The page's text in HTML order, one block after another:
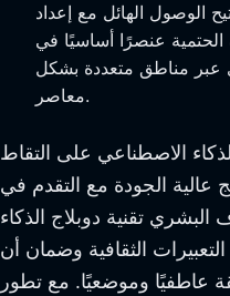
30 لغة، مما يتيح الوصول الهائل مع إعداد
عنصرًا أساسيًا في
عبر مناطق متعددة بشكل
معاصر.
الاصطناعي على التقاط
عالية الجودة مع التقدم في
تقنية دوبلاج الذكاء
الثقافية وضمان أن
عاطفيًا وموضعيًا. مع تطور